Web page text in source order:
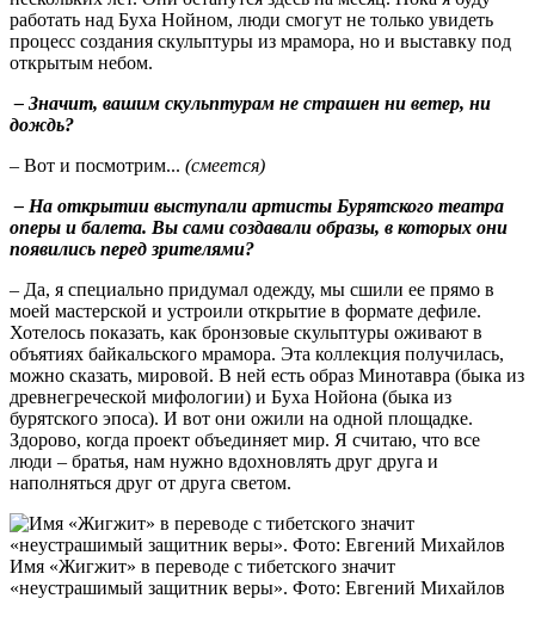
работать над Буха Нойном, люди смогут не только увидеть
процесс создания скульптуры из мрамора, но и выставку под
открытым небом.
– Значит, вашим скульптурам не страшен ни ветер, ни
дождь?
– Вот и посмотрим... (смеется)
– На открытии выступали артисты Бурятского театра
оперы и балета. Вы сами создавали образы, в которых они
появились перед зрителями?
– Да, я специально придумал одежду, мы сшили ее прямо в
моей мастерской и устроили открытие в формате дефиле.
Хотелось показать, как бронзовые скульптуры оживают в
объятиях байкальского мрамора. Эта коллекция получилась,
можно сказать, мировой. В ней есть образ Минотавра (быка из
древнегреческой мифологии) и Буха Нойона (быка из
бурятского эпоса). И вот они ожили на одной площадке.
Здорово, когда проект объединяет мир. Я считаю, что все
люди – братья, нам нужно вдохновлять друг друга и
наполняться друг от друга светом.
Имя «Жигжит» в переводе с тибетского значит
«неустрашимый защитник веры». Фото: Евгений Михайлов